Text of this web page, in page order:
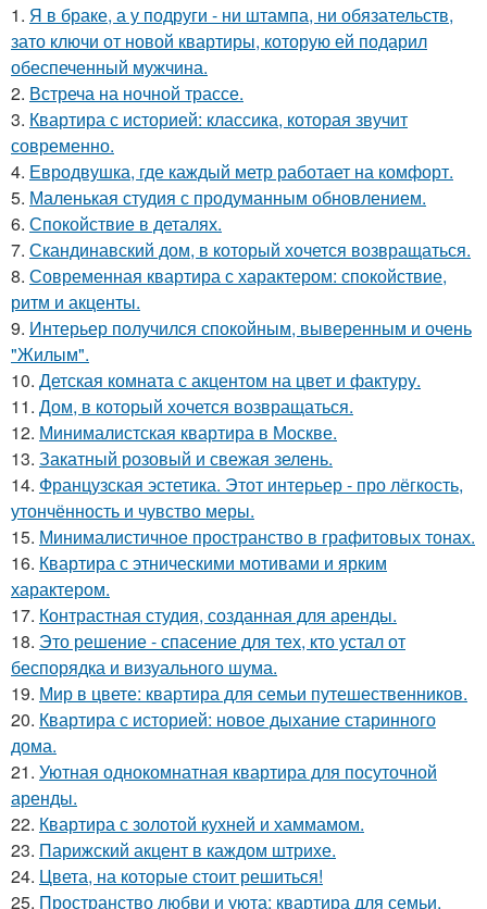
1. Я в браке, а у подруги - ни штампа, ни обязательств,
зато ключи от новой квартиры, которую ей подарил
обеспеченный мужчина.
2. Встреча на ночной трассе.
3. Квартира с историей: классика, которая звучит
современно.
4. Евродвушка, где каждый метр работает на комфорт.
5. Маленькая студия с продуманным обновлением.
6. Спокойствие в деталях.
7. Скандинавский дом, в который хочется возвращаться.
8. Современная квартира с характером: спокойствие,
ритм и акценты.
9. Интерьер получился спокойным, выверенным и очень
"Жилым".
10. Детская комната с акцентом на цвет и фактуру.
11. Дом, в который хочется возвращаться.
12. Минималистская квартира в Москве.
13. Закатный розовый и свежая зелень.
14. Французская эстетика. Этот интерьер - про лёгкость,
утончённость и чувство меры.
15. Минималистичное пространство в графитовых тонах.
16. Квартира с этническими мотивами и ярким
характером.
17. Контрастная студия, созданная для аренды.
18. Это решение - спасение для тех, кто устал от
беспорядка и визуального шума.
19. Мир в цвете: квартира для семьи путешественников.
20. Квартира с историей: новое дыхание старинного
дома.
21. Уютная однокомнатная квартира для посуточной
аренды.
22. Квартира с золотой кухней и хаммамом.
23. Парижский акцент в каждом штрихе.
24. Цвета, на которые стоит решиться!
25. Пространство любви и уюта: квартира для семьи.